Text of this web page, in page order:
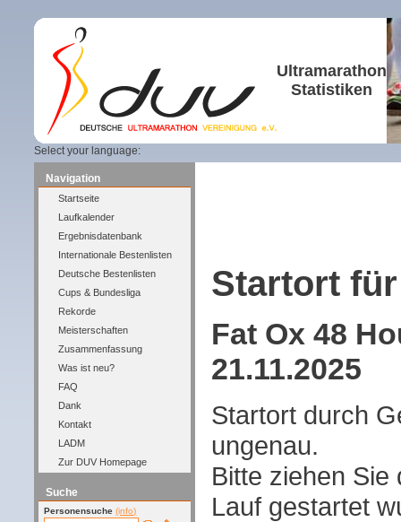
Ultramarathon
Statistiken
Select your language:
Navigation
Startseite
Laufkalender
Ergebnisdatenbank
Internationale Bestenlisten
Deutsche Bestenlisten
Cups & Bundesliga
Rekorde
Meisterschaften
Zusammenfassung
Was ist neu?
FAQ
Dank
Kontakt
LADM
Zur DUV Homepage
Suche
Personensuche (info)
Startort für
Fat Ox 48
21.11.2025
Startort durch
ungenau.
Bitte ziehen
Lauf gestartet